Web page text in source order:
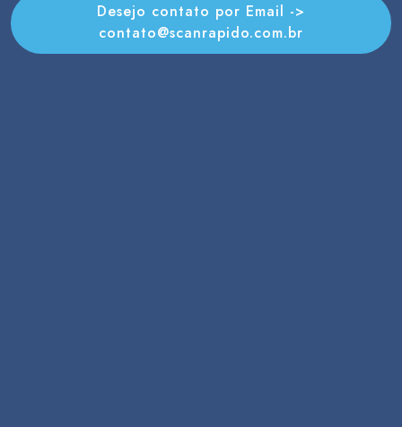
Desejo contato por Email ->
contato@scanrapido.com.br